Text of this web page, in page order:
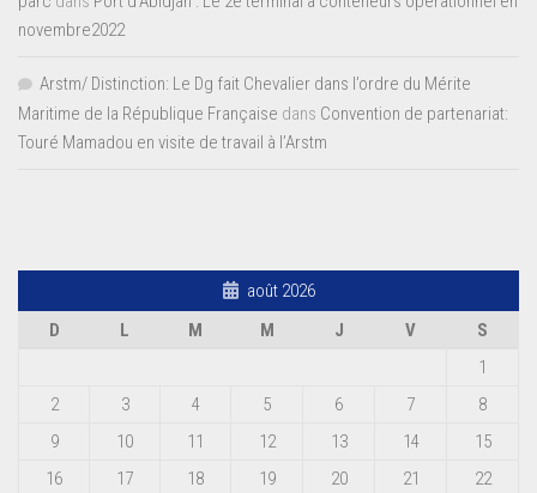
novembre2022
Arstm/ Distinction: Le Dg fait Chevalier dans l’ordre du Mérite
Maritime de la République Française dans Convention de partenariat:
Touré Mamadou en visite de travail à l’Arstm
août 2026
D
L M M J V
S
1
2
3 4 5 6 7
8
9
10 11 12 13 14
15
16
17 18 19 20 21
22